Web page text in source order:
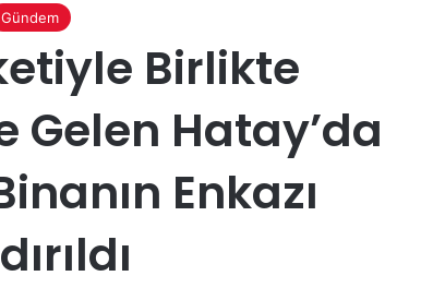
Gündem
Birlikte
Gelen Hatay’da
Enkazı